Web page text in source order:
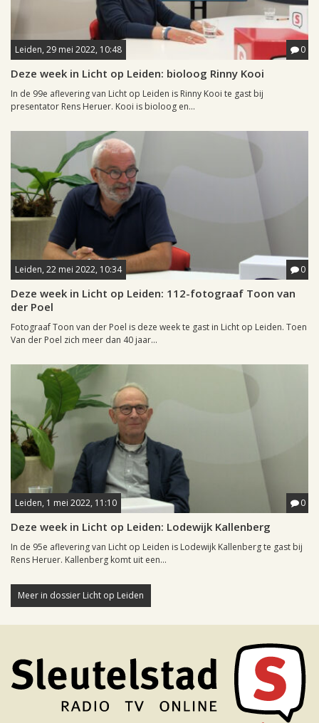
Leiden, 29 mei 2022, 10:48 0
Deze week in Licht op Leiden: bioloog Rinny Kooi
In de 99e aflevering van Licht op Leiden is Rinny Kooi te gast bij
presentator Rens Heruer. Kooi is bioloog en...
Leiden, 22 mei 2022, 10:34 0
Deze week in Licht op Leiden: 112-fotograaf Toon van
der Poel
Fotograaf Toon van der Poel is deze week te gast in Licht op Leiden. Toen
Van der Poel zich meer dan 40 jaar...
Leiden, 1 mei 2022, 11:10 0
Deze week in Licht op Leiden: Lodewijk Kallenberg
In de 95e aflevering van Licht op Leiden is Lodewijk Kallenberg te gast bij
Rens Heruer. Kallenberg komt uit een...
Meer in dossier Licht op Leiden